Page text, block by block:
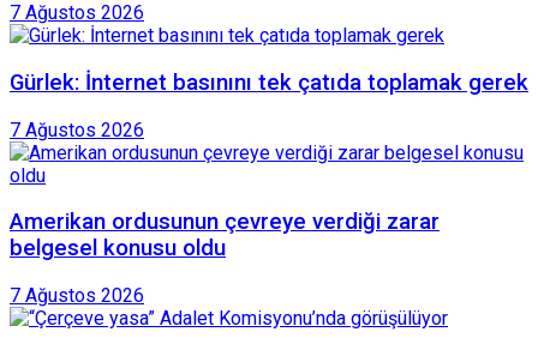
7 Ağustos 2026
Gürlek: İnternet basınını tek çatıda toplamak gerek
7 Ağustos 2026
Amerikan ordusunun çevreye verdiği zarar
belgesel konusu oldu
7 Ağustos 2026